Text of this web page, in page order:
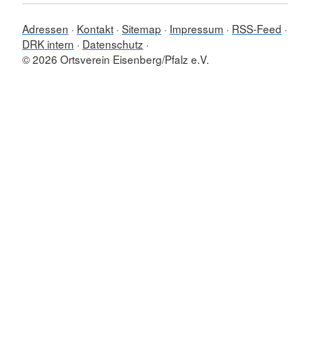
Adressen Kontakt Sitemap Impressum
RSS-Feed
DRK intern
Datenschutz
© 2026 Ortsverein Eisenberg/Pfalz e.V.